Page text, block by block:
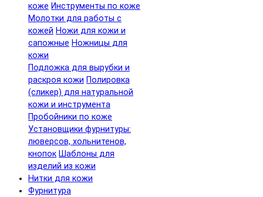
коже Инструменты по коже
Молотки для работы с
кожей Ножи для кожи и
сапожные Ножницы для
кожи
Подложка для вырубки и
раскроя кожи Полировка
(сликер) для натуральной
кожи и инструмента
Пробойники по коже
Установщики фурнитуры:
люверсов, хольнитенов,
кнопок Шаблоны для
изделий из кожи
Нитки для кожи
Фурнитура